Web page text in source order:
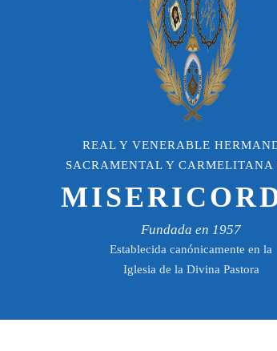
REAL Y VENERABLE
SACRAMENTAL Y CARMELITANA
Fundada en 1957
Establecida canónicamente en la
Iglesia de la Divina Pastora